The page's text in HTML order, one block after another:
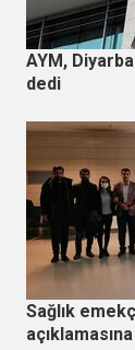
AYM,
dedi
Sağlık